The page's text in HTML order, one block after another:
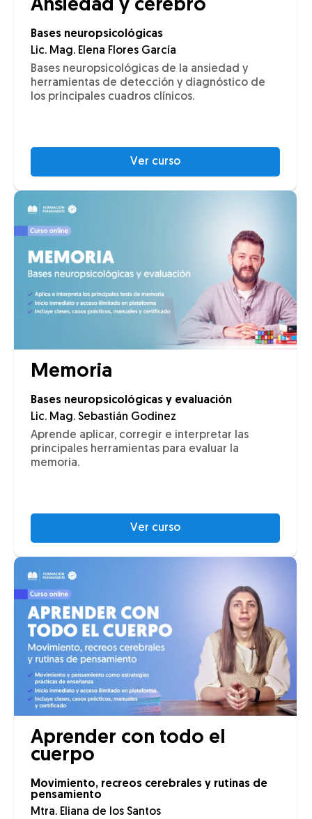
Ansiedad y cerebro
Bases neuropsicológicas
Lic. Mag. Elena Flores García
Bases neuropsicológicas de la ansiedad y
herramientas de detección y diagnóstico de
los principales cuadros clínicos.
Ver curso
Memoria
Bases neuropsicológicas y evaluación
Lic. Mag. Sebastián Godinez
Aprende aplicar, corregir e interpretar las
principales herramientas para evaluar la
memoria.
Ver curso
Aprender con todo el
cuerpo
Movimiento, recreos cerebrales y rutinas de
pensamiento
Mtra. Eliana de los Santos